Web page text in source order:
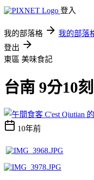
登入
我的部落格 我的部落
登出
東區 美味食記
台南 9分10刻
10年前